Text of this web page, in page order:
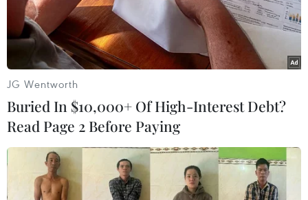
#giá vàng #đồng USD
#chương trình mua trái phiếu
#giá vàng SJC
JG Wentworth
Buried In $10,000+ Of High-Interest Debt?
Read Page 2 Before Paying